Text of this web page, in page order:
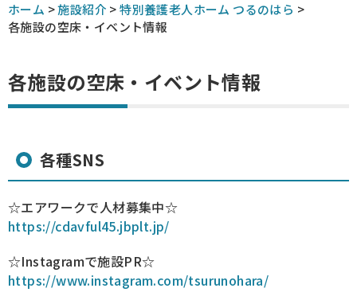
ホーム >施設紹介 >特別養護老人ホーム つるのはら >
各施設の空床・イベント情報
各施設の空床・イベント情報
各種SNS
☆エアワークで人材募集中☆
https://cdavful45.jbplt.jp/
☆Instagramで施設PR☆
https://www.instagram.com/tsurunohara/